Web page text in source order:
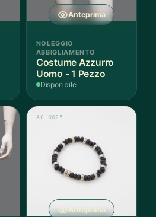
Anteprima
NOLEGGIO
ABBIGLIAMENTO
Costume Azzurro
Uomo - 1 Pezzo
Disponibile
Anteprima
AC 0025